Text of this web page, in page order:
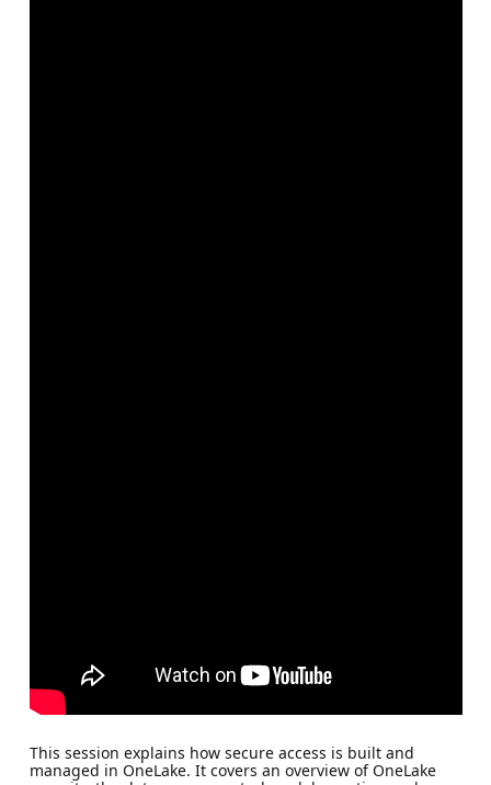
This session explains how secure access is built and
managed in OneLake. It covers an overview of OneLake